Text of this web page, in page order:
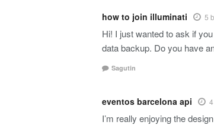
how to join illuminati 5
Hi! I just wanted to ask if
data backup. Do you have
Sagutin
eventos barcelona api
I’m really enjoying the